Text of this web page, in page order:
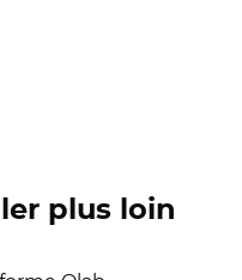
Twitter
Courriel
plus loin